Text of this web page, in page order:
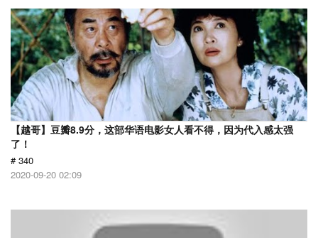
【越哥】豆瓣8.9分，这部华语电影女人看不得，因为代入感太强
了！
# 340
2020-09-20 02:09